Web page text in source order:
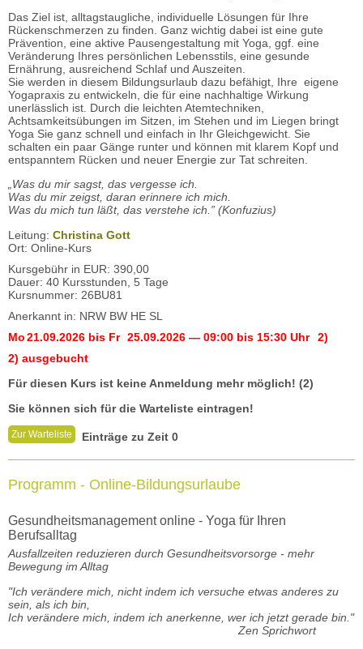
Das Ziel ist, alltagstaugliche, individuelle Lösungen für Ihre
Rückenschmerzen zu finden. Ganz wichtig dabei ist eine gute
Prävention, eine aktive Pausengestaltung mit Yoga, ggf. eine
Veränderung Ihres persönlichen Lebensstils, eine gesunde
Ernährung, ausreichend Schlaf und Auszeiten.
Sie werden in diesem Bildungsurlaub dazu befähigt, Ihre eigene
Yogapraxis zu entwickeln, die für eine nachhaltige Wirkung
unerlässlich ist. Durch die leichten Atemtechniken,
Achtsamkeitsübungen im Sitzen, im Stehen und im Liegen bringt
Yoga Sie ganz schnell und einfach in Ihr Gleichgewicht. Sie
schalten ein paar Gänge runter und können mit klarem Kopf und
entspanntem Rücken und neuer Energie zur Tat schreiten.
„Was du mir sagst, das vergesse ich.
Was du mir zeigst, daran erinnere ich mich.
Was du mich tun läßt, das verstehe ich.” (Konfuzius)
Leitung: Christina Gott
Ort: Online-Kurs
Kursgebühr in EUR: 390,00
Dauer: 40 Kursstunden, 5 Tage
Kursnummer: 26BU81
Anerkannt in: NRW BW HE SL
Mo21.09.2026 bis Fr 25.09.2026 — 09:00 bis 15:30 Uhr
2)
2) ausgebucht
Für diesen Kurs ist keine Anmeldung mehr möglich! (2)
Sie können sich für die Warteliste eintragen!
Zur Warteliste Einträge zu Zeit 0
Programm - Online-Bildungsurlaube
Gesundheitsmanagement online - Yoga für Ihren
Berufsalltag
Ausfallzeiten reduzieren durch Gesundheitsvorsorge - mehr
Bewegung im Alltag
"Ich verändere mich, nicht indem ich versuche etwas anderes zu
sein, als ich bin,
Ich verändere mich, indem ich anerkenne, wer ich jetzt gerade bin."
Zen Sprichwort